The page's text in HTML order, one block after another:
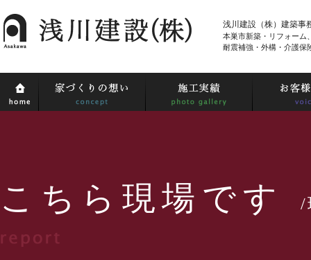
浅川建設（株）建築事
本巣市新築・リフォーム
耐震補強・外構・介護保
こちら現場です /